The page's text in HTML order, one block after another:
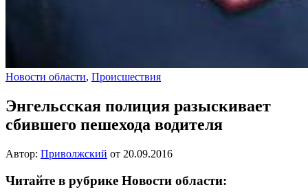
Новости области, Происшествия
Энгельсская полиция разыскивает
сбившего пешехода водителя
Автор: Приволжский от 20.09.2016
Читайте в рубрике Новости области: